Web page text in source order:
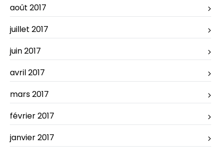
août 2017
juillet 2017
juin 2017
avril 2017
mars 2017
février 2017
janvier 2017